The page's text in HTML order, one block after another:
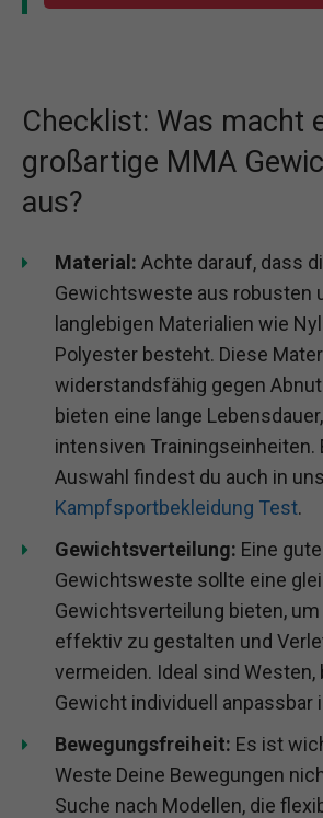
Checklist: Was macht
großartige MMA
aus?
Material: Achte darauf, dass
Gewichtsweste aus robusten
langlebigen Materialien wie
Polyester besteht. Diese
widerstandsfähig gegen
bieten eine lange
intensiven Trainingseinheiten.
Auswahl findest du auch in
Kampfsportbekleidung Test.
Gewichtsverteilung: Eine
Gewichtsweste sollte eine
Gewichtsverteilung bieten, um
effektiv zu gestalten und
vermeiden. Ideal sind Westen,
Gewicht individuell anpassbar
Bewegungsfreiheit: Es ist
Weste Deine Bewegungen
Suche nach Modellen, die